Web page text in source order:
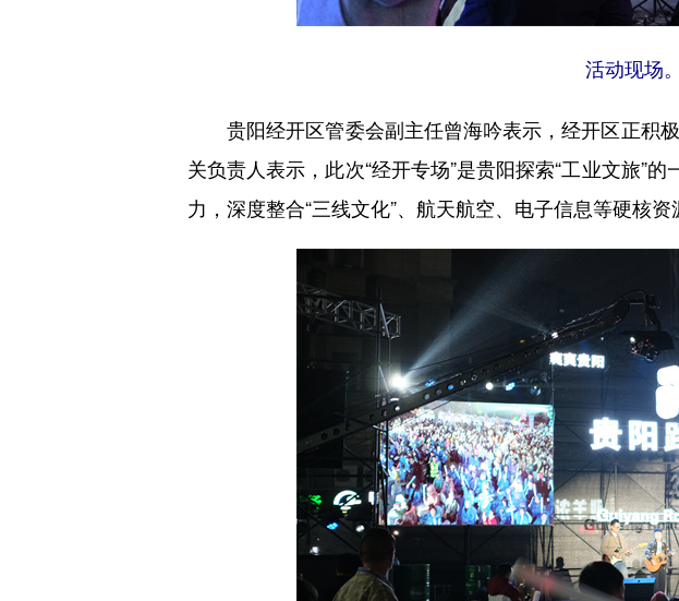
活动现场
贵阳经开区管委会副主任曾海吟表示，经开区正积极
关负责人表示，此次“经开专场”是贵阳探索“工业文旅”
力，深度整合“三线文化”、航天航空、电子信息等硬核